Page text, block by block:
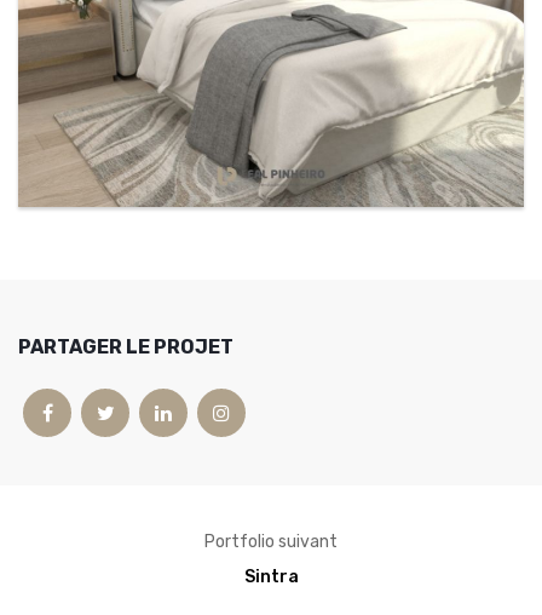
PARTAGER LE PROJET
Portfolio suivant
Sintra